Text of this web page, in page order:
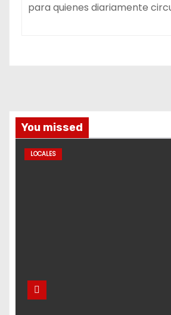
para quienes diariamente
You missed
LOCALES